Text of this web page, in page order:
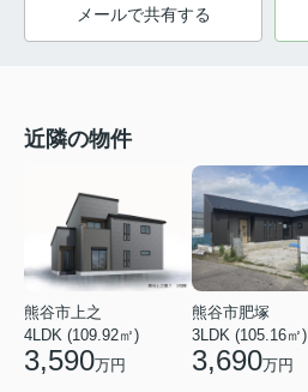
メールで共有する
近隣の物件
熊谷市上之
4LDK (109.92㎡)
3,590万円
熊谷市肥塚
3LDK (105.16㎡)
3,690万円